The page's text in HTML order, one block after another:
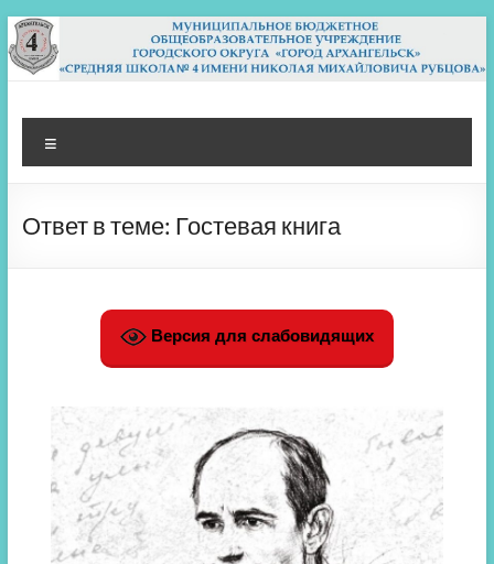
Перейти
к
содержимому
МБОУ СШ 4
Архангельск
Ответ в теме: Гостевая книга
Версия для слабовидящих